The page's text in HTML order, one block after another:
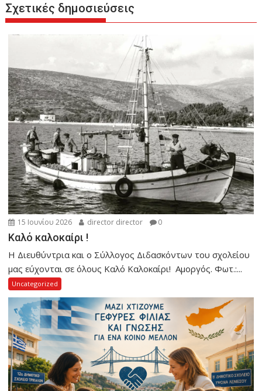
Σχετικές δημοσιεύσεις
15 Ιουνίου 2026 director director 0
Καλό καλοκαίρι !
Η Διευθύντρια και ο Σύλλογος Διδασκόντων του σχολείου
μας εύχονται σε όλους Καλό Καλοκαίρι! Αμοργός. Φωτ.:...
Uncategorized